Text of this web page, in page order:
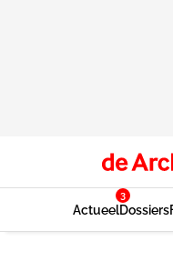
Actueel
3
Dossiers